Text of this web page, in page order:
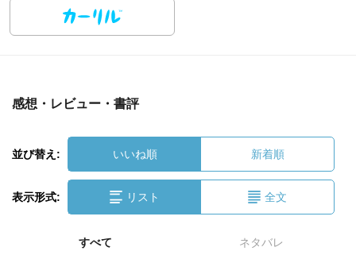
感想・レビュー・書評
並び替え: いいね順 新着順
表示形式: リスト 全文
すべて ネタバレ